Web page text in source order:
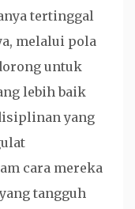
tertinggal
melalui pola
untuk
lebih baik
yang
cara mereka
tangguh